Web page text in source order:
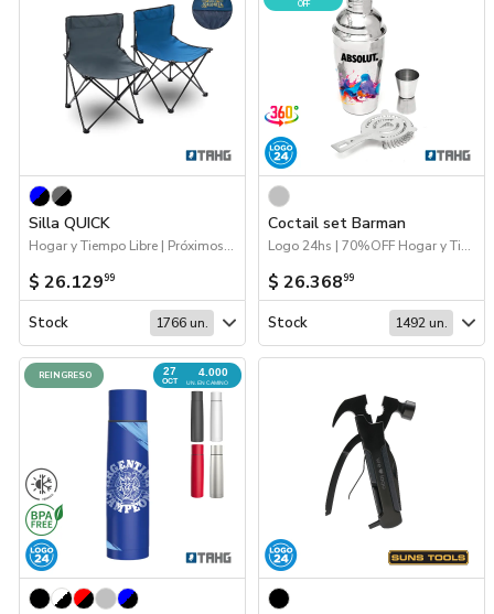
Silla QUICK
Hogar y Tiempo Libre | Próximos Arribos
$ 26.12999
Stock 1766 un.
OFF
Coctail set Barman
Logo 24hs | 70%OFF Hogar y Tiempo Libre | Hogar y Tiempo Libre
$ 26.36899
Stock 1492 un.
27
OCT
4.000
UN. EN CAMINO
REINGRESO